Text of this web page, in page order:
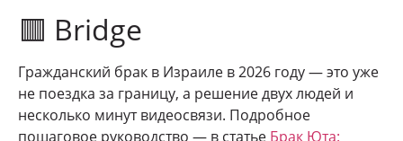
🟥 Bridge
Гражданский брак в Израиле в 2026 году — это уже
не поездка за границу, а решение двух людей и
несколько минут видеосвязи. Подробное
пошаговое руководство — в статье Брак Юта: